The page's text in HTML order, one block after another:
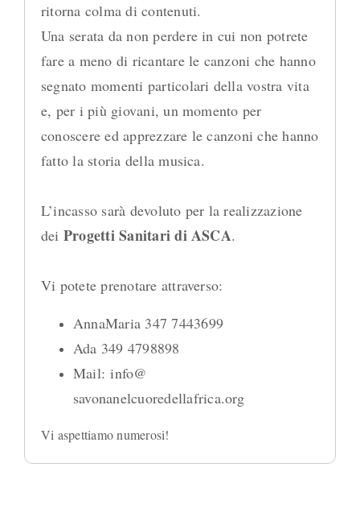
ritorna colma di contenuti.
Una serata da non perdere in cui non potrete
fare a meno di ricantare le canzoni che hanno
segnato momenti particolari della vostra vita
e, per i più giovani, un momento per
conoscere ed apprezzare le canzoni che hanno
fatto la storia della musica.
L’incasso sarà devoluto per la realizzazione
dei Progetti Sanitari di ASCA.
Vi potete prenotare attraverso:
AnnaMaria 347 7443699
Ada 349 4798898
Mail:info@
savonanelcuoredellafrica.org
Vi aspettiamo numerosi!